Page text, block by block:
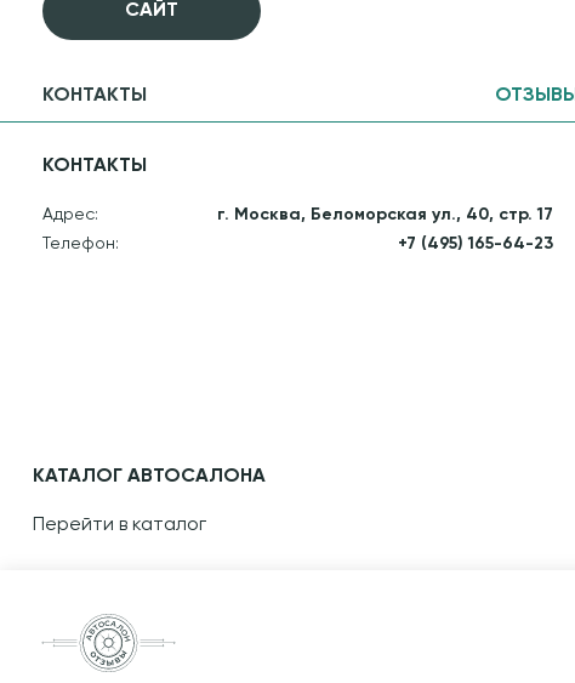
CАЙТ
КОНТАКТЫ ОТЗЫВЫ
КОНТАКТЫ
Адрес:
г. Москва, Беломорская ул., 40, стр. 17
Телефон:
+7 (495) 165-64-23
КАТАЛОГ АВТОСАЛОНА
Перейти в каталог